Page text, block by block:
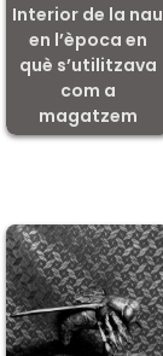
Interior de la nau
en l’època en
què s’utilitzava
com a
magatzem